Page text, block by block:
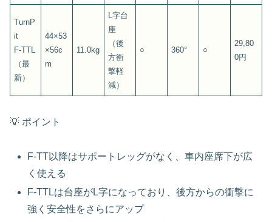
TurnP
it
F‑TTL
（最
新）
44×53
×56c
m
11.0kg
L字台
座
（後
方衝
撃軽
減）
○ 360° ○
29,80
0円
💡 ポイント
F‑TT以降はサポートレッグがなく、車内座席下が広
く使える
F‑TTLは台座がL字になっており、後方からの衝撃に
強く安全性をさらにアップ